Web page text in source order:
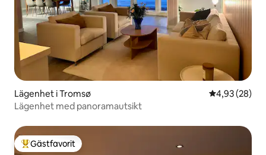
Lägenhet i Tromsø 4,93 av 5 i
4,93 (28)
Lägenhet med panoramautsikt
Populär gästfavorit
Gästfavorit